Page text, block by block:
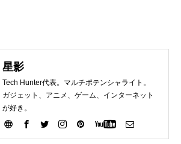
星影
Tech Hunter代表。マルチポテンシャライト。
ガジェット、アニメ、ゲーム、インターネット
が好き。